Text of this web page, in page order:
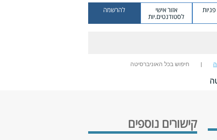
אזור אישי
לסטודנטים.יות
להרשמה
חיפוש בכל האוניברסיטה
קישורים נוספים